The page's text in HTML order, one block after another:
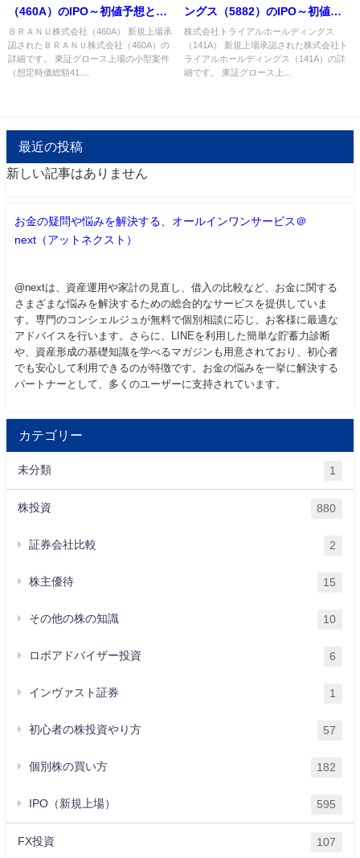
（460A）のIPO～初値予想と新
規上場情報～
ＢＲＡＮＵ株式会社（460A） 新規上場承
認されたＢＲＡＮＵ株式会社（460A）の
詳細です。 東証グロース上場の小型案件
（想定時価総額41....
ングス（5882）のIPO～初値予
想と新規上場情報～
株式会社トライアルホールディングス
（141A） 新規上場承認された株式会社ト
ライアルホールディングス（141A）の詳
細です。 東証グロース上...
最近の投稿
新しい記事はありません
お金の疑問や悩みを解決する、オールインワンサービス＠
next（アットネクスト）
@nextは、資産運用や家計の見直し、借入の比較など、お金に関する
さまざまな悩みを解決するための総合的なサービスを提供していま
す。専門のコンシェルジュが無料で個別相談に応じ、お客様に最適な
アドバイスを行います。さらに、LINEを利用した簡単な貯蓄力診断
や、資産形成の基礎知識を学べるマガジンも用意されており、初心者
でも安心して利用できるのが特徴です。お金の悩みを一挙に解決する
パートナーとして、多くのユーザーに支持されています。
カテゴリー
未分類 1
株投資 880
証券会社比較 2
株主優待 15
その他の株の知識 10
ロボアドバイザー投資 6
インヴァスト証券 1
初心者の株投資やり方 57
個別株の買い方 182
IPO（新規上場） 595
FX投資 107